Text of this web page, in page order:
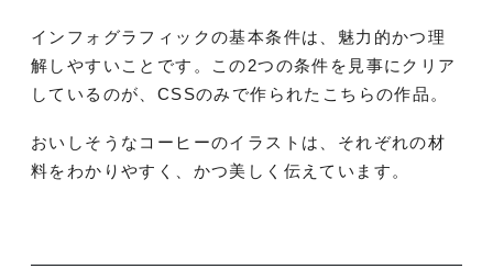
インフォグラフィックの基本条件は、魅力的かつ理
解しやすいことです。この2つの条件を見事にクリア
しているのが、CSSのみで作られたこちらの作品。
おいしそうなコーヒーのイラストは、それぞれの材
料をわかりやすく、かつ美しく伝えています。